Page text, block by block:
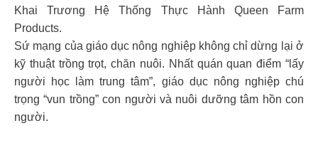
Khai Trương Hệ Thống Thực Hành Queen Farm
Products.
Sứ mạng của giáo dục nông nghiệp không chỉ dừng lại ở
kỹ thuật trồng trọt, chăn nuôi. Nhất quán quan điểm “lấy
người học làm trung tâm”, giáo dục nông nghiệp chú
trọng “vun trồng” con người và nuôi dưỡng tâm hồn con
người.